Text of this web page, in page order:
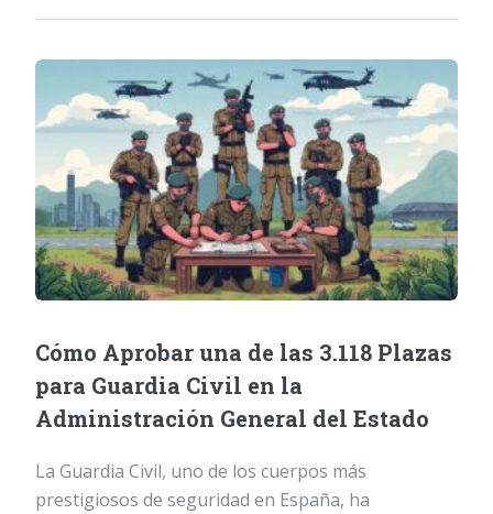
Cómo Aprobar una de las 3.118 Plazas
para Guardia Civil en la
Administración General del Estado
La Guardia Civil, uno de los cuerpos más
prestigiosos de seguridad en España, ha